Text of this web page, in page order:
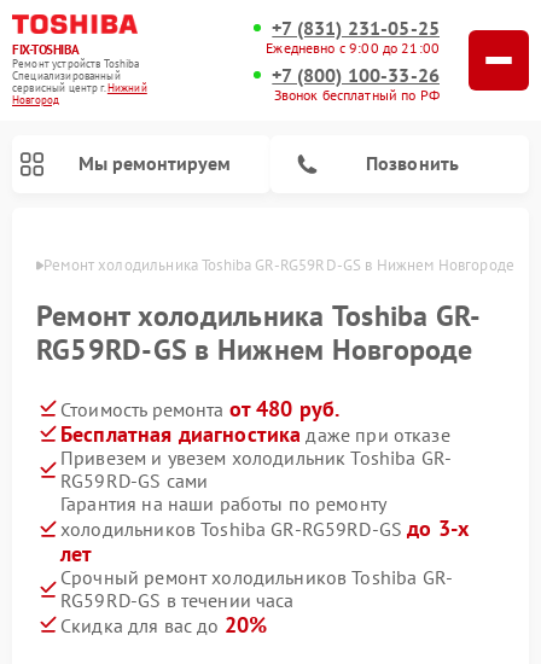
FIX-TOSHIBA
Ремонт устройств Toshiba
Специализированный
cервисный центр г.Нижний
Новгород
+7 (831) 231-05-25
Ежедневно с 9:00 до 21:00
+7 (800) 100-33-26
Звонок бесплатный по РФ
Мы ремонтируем Позвонить
Ремонт холодильника Toshiba GR-RG59RD-GS в Нижнем Новгороде
Ремонт холодильника Toshiba GR-
RG59RD-GS в Нижнем Новгороде
Стоимость ремонта от 480 руб.
Бесплатная диагностика даже при отказе
Привезем и увезем холодильник Toshiba GR-
RG59RD-GS сами
Гарантия на наши работы по ремонту
холодильников Toshiba GR-RG59RD-GSдо 3-х
лет
Срочный ремонт холодильников Toshiba GR-
RG59RD-GS в течении часа
Скидка для вас до 20%